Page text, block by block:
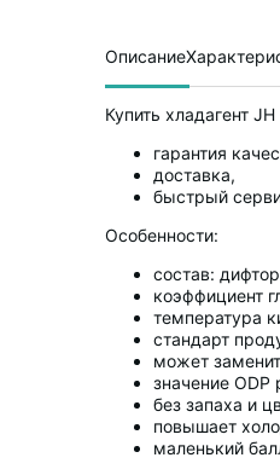
Описание
Купить хладагент
гарантия
доставка,
быстрый
Особенности:
состав:
коэффициент
температура
стандарт
может
значение ODP
без запаха и
повышает
маленький